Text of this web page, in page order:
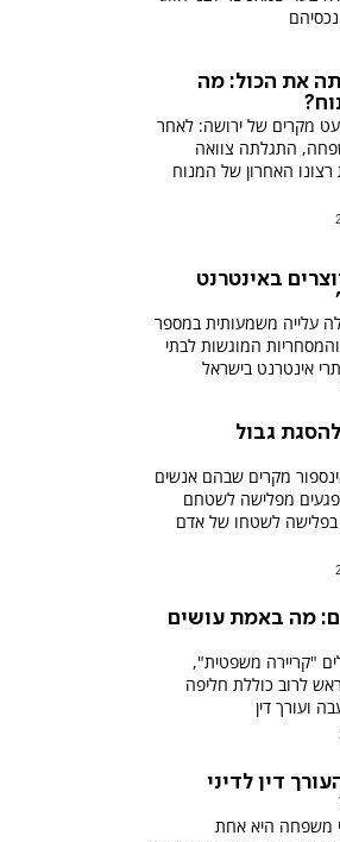
את הכול: מה
מקרים של ירושה: לאחר
התגלתה צוואה
האחרון של המנוח
באינטרנט
עלייה משמעותית במספר
המוגשות לבתי
אינטרנט בישראל
גבול
מקרים שבהם אנשים
מפלישה לשטחם
בפלישה לשטחו של אדם
מה באמת עושים
"קריירה משפטית",
לרוב כוללת חליפה
ועורך דין
דין לדיני
משפחה היא אחת